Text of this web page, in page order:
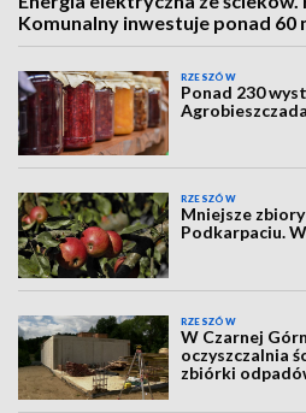
Komunalny inwestuje ponad 60
RZESZÓW
Ponad 230
RZESZÓW
Mniejsze
Podkarpaciu.
RZESZÓW
W Czarnej
oczyszczalnia
zbiórki